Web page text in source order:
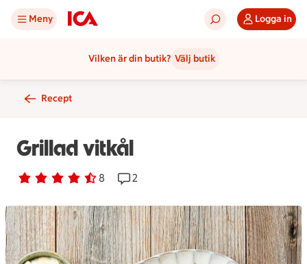
Meny Logga in
Vilken är din butik? Välj butik
Recept
Grillad vitkål
Betyg 4.5 av 5. 8
8 personer har röstatReceptet har 2 kommentarer
2